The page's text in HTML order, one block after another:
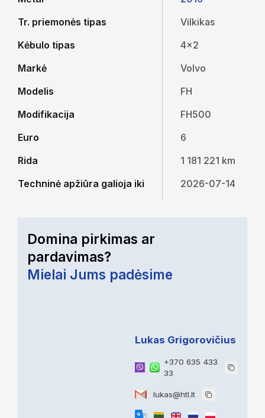
Tr. priemonės tipas
Kėbulo tipas
Markė
Modelis
Modifikacija
Euro
Rida
Techninė apžiūra galioja iki
Vilkikas
4x2
Volvo
FH
FH500
6
1 181 221 km
2026-07-14
Domina pirkimas ar
pardavimas?
Mielai Jums padėsime
Lukas Grigorovičius
+370 635 433
33
lukas@htl.lt